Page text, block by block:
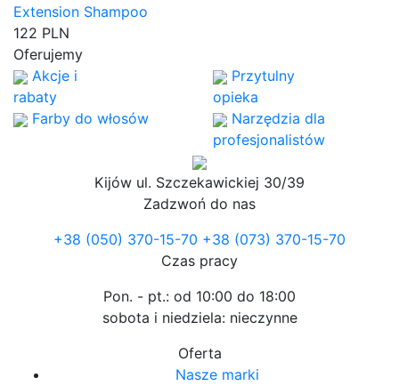
Extension Shampoo
122 PLN
Oferujemy
Akcje i
rabaty
Przytulny
opieka
Farby do włosów
Narzędzia dla
profesjonalistów
Kijów ul. Szczekawickiej 30/39
Zadzwoń do nas
+38 (050) 370-15-70 +38 (073) 370-15-70
Czas pracy
Pon. - pt.: od 10:00 do 18:00
sobota i niedziela: nieczynne
Oferta
Nasze marki